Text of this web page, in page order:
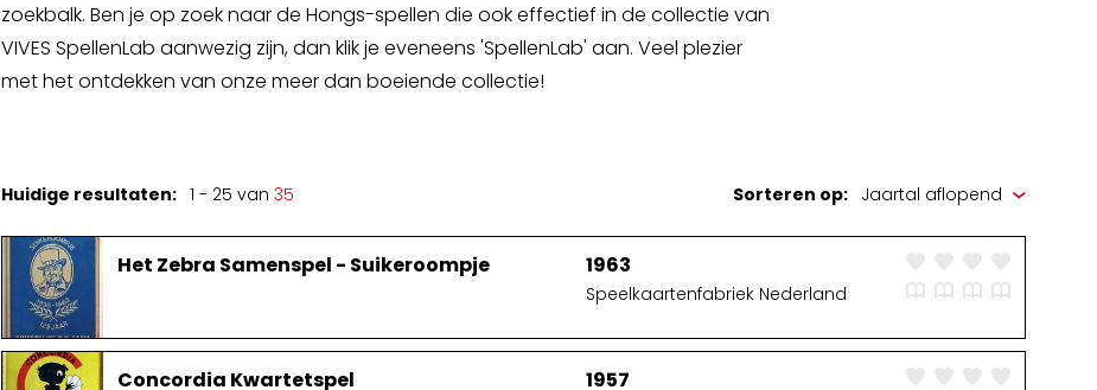
Spellenkoffer STEM bovenbouw lager + 1ste graad secundair
Spellenkoffer Snellerenden kleuter
zoekbalk. Ben je op zoek naar de Hongs-spellen die ook effectief in de collectie van
VIVES SpellenLab aanwezig zijn, dan klik je eveneens 'SpellenLab' aan. Veel plezier
met het ontdekken van onze meer dan boeiende collectie!
Huidige resultaten: 1 - 25 van 35 Sorteren op:
Het Zebra Samenspel - Suikeroompje 1963
Speelkaartenfabriek Nederland
Concordia Kwartetspel 1957